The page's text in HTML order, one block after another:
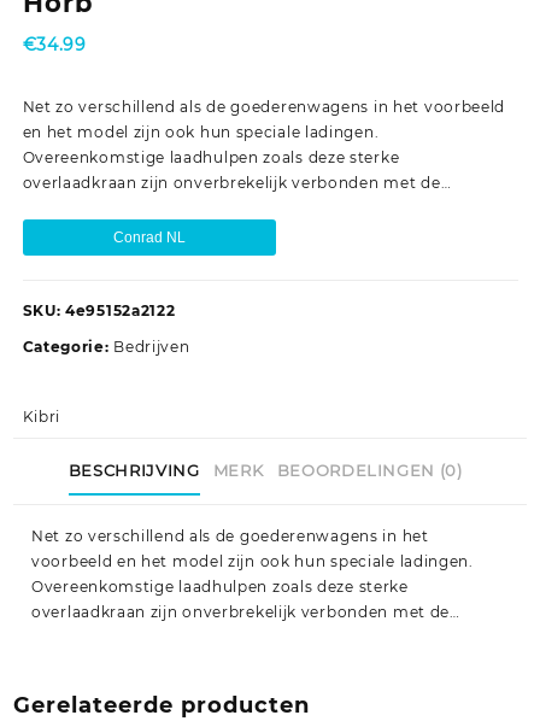
€34.99
Net zo verschillend als de goederenwagens in het voorbeeld
en het model zijn ook hun speciale ladingen.
Overeenkomstige laadhulpen zoals deze sterke
overlaadkraan zijn onverbrekelijk verbonden met de…
Conrad NL
SKU: 4e95152a2122
Categorie: Bedrijven
Kibri
BESCHRIJVING MERK BEOORDELINGEN (0)
Net zo verschillend als de goederenwagens in het
voorbeeld en het model zijn ook hun speciale ladingen.
Overeenkomstige laadhulpen zoals deze sterke
overlaadkraan zijn onverbrekelijk verbonden met de…
Gerelateerde producten